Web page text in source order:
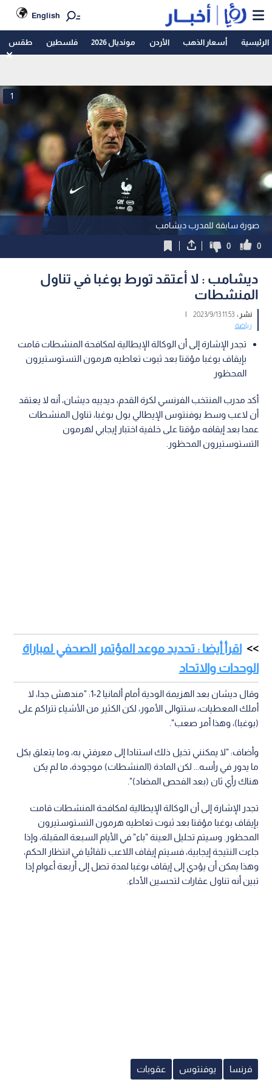
English
الرئيسية أسعار الذهب الأردن مونديال 2026 فلسطين طقس
صورة سابقة للمدرب ديشامب
1
0
0
ديشامب : لا أعتقد تورط بوغبا في تناول
المنشطات
نشر :11:53 2023/9/13
|
رياضة
تجدر الإشارة إلى أن الوكالة الإيطالية لمكافحة المنشطات قامت
بإيقاف بوغبا مؤقتا بعد ثبوت تعاطيه هرمون التستوستيرون
المحظور
أكد مدرب المنتخب الفرنسي لكرة القدم، ديدييه ديشان، أنه لا يعتقد
أن لاعب وسط يوفنتوس الإيطالي بول بوغبا، تناول المنشطات
عمدا بعد إيقافه مؤقتا على خلفية اختبار إيجابي لهرمون
التستوستيرون المحظور.
اقرأ أيضا : تحديد موعد المؤتمر الصحفي لمباراة
الوحدات والاتحاد
وقال ديشان بعد الهزيمة الودية أمام ألمانيا 2-1: "مندهش جدا، لا
أملك المعطيات، ستتوالى الأمور، لكن الكثير من الأشياء تتراكم على
(بوغبا)، وهذا أمر صعب".
وأضاف: "لا يمكنني تخيل ذلك استنادا إلى معرفتي به، وما يتعلق بكل
ما يدور في رأسه... لكن المادة (المنشطات) موجودة، ما لم يكن
هناك رأي ثان (بعد الفحص المضاد)".
تجدر الإشارة إلى أن الوكالة الإيطالية لمكافحة المنشطات قامت
بإيقاف بوغبا مؤقتا بعد ثبوت تعاطيه هرمون التستوستيرون
المحظور. وسيتم تحليل العينة "باء" في الأيام السبعة المقبلة، وإذا
جاءت النتيجة إيجابية، فسيتم إيقاف اللاعب تلقائيا في انتظار الحكم،
وهذا يمكن أن يؤدي إلى إيقاف بوغبا لمدة تصل إلى أربعة أعوام إذا
تبين أنه تناول عقارات لتحسين الأداء.
فرنسا يوفنتوس عقوبات